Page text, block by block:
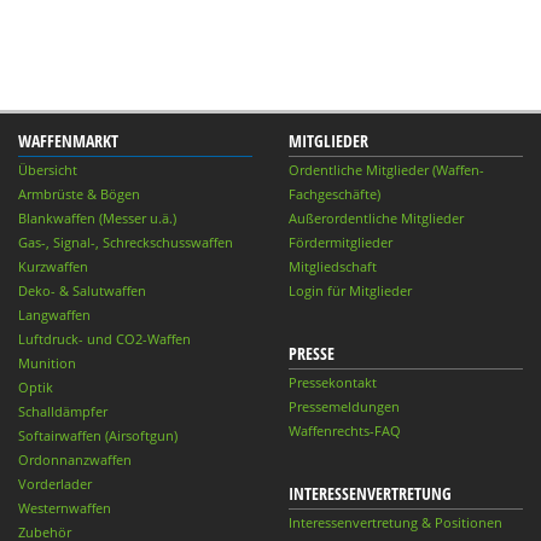
WAFFENMARKT
Übersicht
Armbrüste & Bögen
Blankwaffen (Messer u.ä.)
Gas-, Signal-, Schreckschusswaffen
Kurzwaffen
Deko- & Salutwaffen
Langwaffen
Luftdruck- und CO2-Waffen
Munition
Optik
Schalldämpfer
Softairwaffen (Airsoftgun)
Ordonnanzwaffen
Vorderlader
Westernwaffen
Zubehör
MITGLIEDER
Ordentliche Mitglieder (Waffen-
Fachgeschäfte)
Außerordentliche Mitglieder
Fördermitglieder
Mitgliedschaft
Login für Mitglieder
PRESSE
Pressekontakt
Pressemeldungen
Waffenrechts-FAQ
INTERESSENVERTRETUNG
Interessenvertretung & Positionen